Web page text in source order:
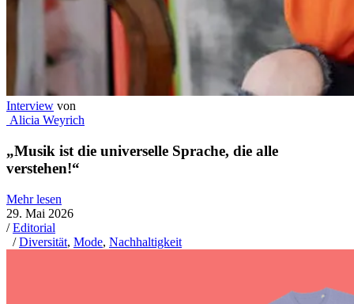
Interview von
Alicia Weyrich
„Musik ist die universelle Sprache, die alle
verstehen!“
Mehr lesen
29. Mai 2026
/Editorial
/Diversität, Mode, Nachhaltigkeit